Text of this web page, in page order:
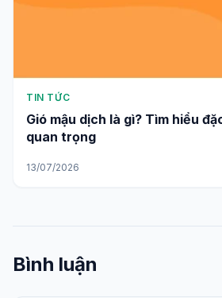
TIN TỨC
Gió mậu dịch là gì? Tìm hiểu
quan trọng
13/07/2026
Bình luận